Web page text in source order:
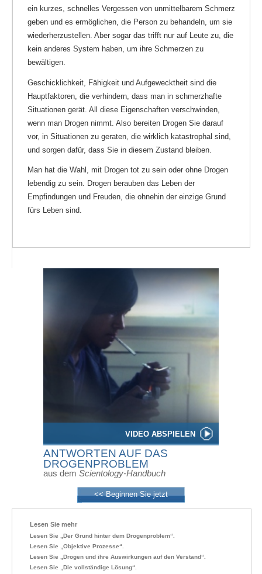
VIDEO ABSPIELEN
ANTWORTEN AUF DAS
DROGENPROBLEM
aus dem Scientology-Handbuch
<< Beginnen Sie jetzt
ein kurzes, schnelles Vergessen von unmittelbarem Schmerz
geben und es ermöglichen, die Person zu behandeln, um sie
wiederherzustellen. Aber sogar das trifft nur auf Leute zu, die
kein anderes System haben, um ihre Schmerzen zu
bewältigen.
Geschicklichkeit, Fähigkeit und Aufgewecktheit sind die
Hauptfaktoren, die verhindern, dass man in schmerzhafte
Situationen gerät. All diese Eigenschaften verschwinden,
wenn man Drogen nimmt. Also bereiten Drogen Sie darauf
vor, in Situationen zu geraten, die wirklich katastrophal sind,
und sorgen dafür, dass Sie in diesem Zustand bleiben.
Man hat die Wahl, mit Drogen tot zu sein oder ohne Drogen
lebendig zu sein. Drogen berauben das Leben der
Empfindungen und Freuden, die ohnehin der einzige Grund
fürs Leben sind.
Lesen Sie mehr
Lesen Sie „Der Grund hinter dem Drogenproblem“.
Lesen Sie „Objektive Prozesse“.
Lesen Sie „Drogen und ihre Auswirkungen auf den Verstand“.
Lesen Sie „Die vollständige Lösung“.